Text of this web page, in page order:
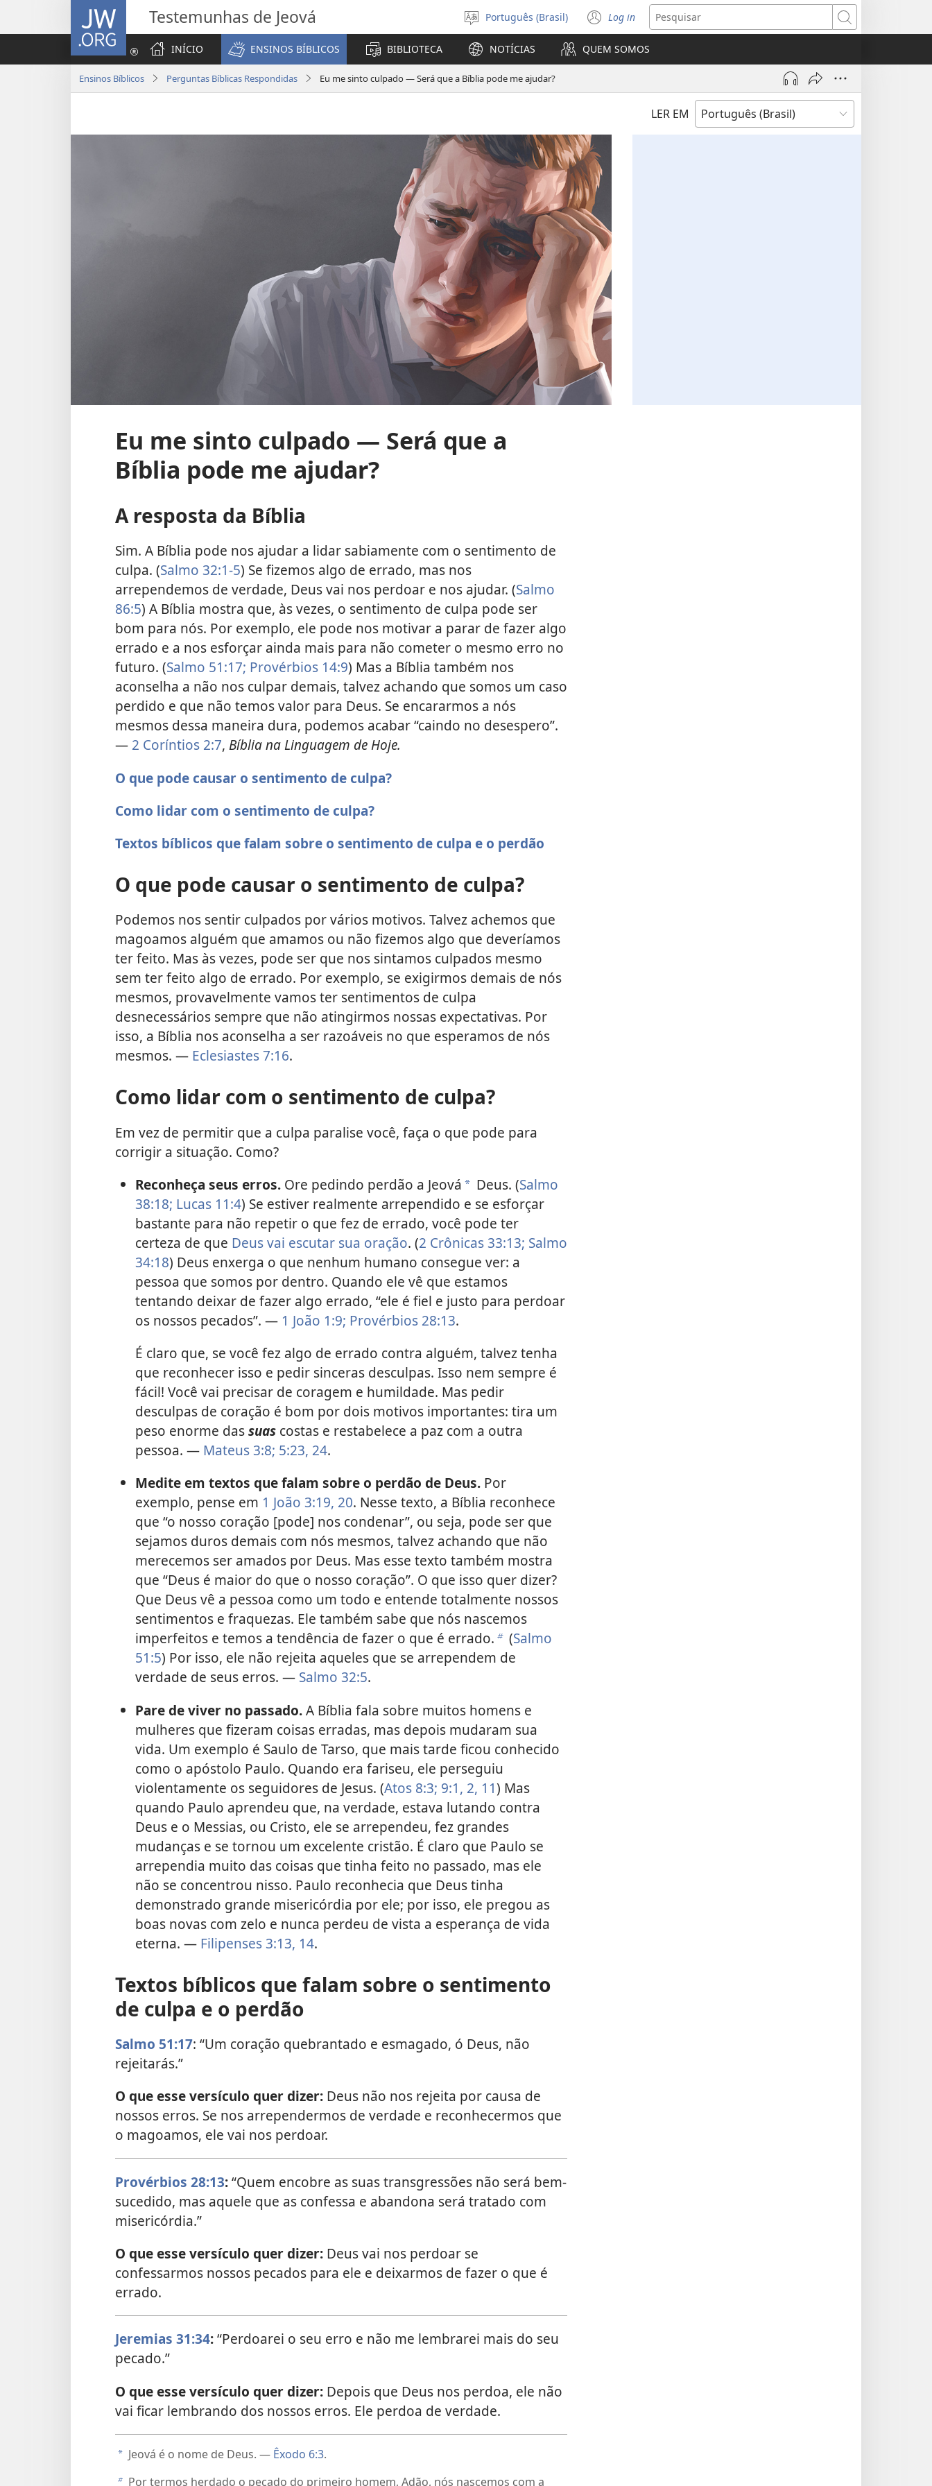
JW.ORG Testemunhas de Jeová
Selecione
o
idioma
Português (Brasil) Log in
(abre
nova
janela)
Pesquisar
INÍCIO
ENSINOS BÍBLICOS BIBLIOTECA NOTÍCIAS QUEM SOMOS
Ensinos Bíblicos Perguntas Bíblicas Respondidas Eu me sinto culpado — Será que a Bíblia pode me ajudar?
LER EM
Eu me sinto culpado — Será que a
Bíblia pode me ajudar?
A resposta da Bíblia
Sim. A Bíblia pode nos ajudar a lidar sabiamente com o sentimento de
culpa. (Salmo 32:1-5) Se fizemos algo de errado, mas nos
arrependemos de verdade, Deus vai nos perdoar e nos ajudar. (Salmo
86:5) A Bíblia mostra que, às vezes, o sentimento de culpa pode ser
bom para nós. Por exemplo, ele pode nos motivar a parar de fazer algo
errado e a nos esforçar ainda mais para não cometer o mesmo erro no
futuro. (Salmo 51:17; Provérbios 14:9) Mas a Bíblia também nos
aconselha a não nos culpar demais, talvez achando que somos um caso
perdido e que não temos valor para Deus. Se encararmos a nós
mesmos dessa maneira dura, podemos acabar “caindo no desespero”.
— 2 Coríntios 2:7, Bíblia na Linguagem de Hoje.
O que pode causar o sentimento de culpa?
Como lidar com o sentimento de culpa?
Textos bíblicos que falam sobre o sentimento de culpa e o perdão
O que pode causar o sentimento de culpa?
Podemos nos sentir culpados por vários motivos. Talvez achemos que
magoamos alguém que amamos ou não fizemos algo que deveríamos
ter feito. Mas às vezes, pode ser que nos sintamos culpados mesmo
sem ter feito algo de errado. Por exemplo, se exigirmos demais de nós
mesmos, provavelmente vamos ter sentimentos de culpa
desnecessários sempre que não atingirmos nossas expectativas. Por
isso, a Bíblia nos aconselha a ser razoáveis no que esperamos de nós
mesmos. — Eclesiastes 7:16.
Como lidar com o sentimento de culpa?
Em vez de permitir que a culpa paralise você, faça o que pode para
corrigir a situação. Como?
Reconheça seus erros.Ore pedindo perdão a Jeová a Deus. (Salmo
38:18; Lucas 11:4) Se estiver realmente arrependido e se esforçar
bastante para não repetir o que fez de errado, você pode ter
certeza de que Deus vai escutar sua oração. (2 Crônicas 33:13; Salmo
34:18) Deus enxerga o que nenhum humano consegue ver: a
pessoa que somos por dentro. Quando ele vê que estamos
tentando deixar de fazer algo errado, “ele é fiel e justo para perdoar
os nossos pecados”. — 1 João 1:9; Provérbios 28:13.
É claro que, se você fez algo de errado contra alguém, talvez tenha
que reconhecer isso e pedir sinceras desculpas. Isso nem sempre é
fácil! Você vai precisar de coragem e humildade. Mas pedir
desculpas de coração é bom por dois motivos importantes: tira um
peso enorme dassuascostas e restabelece a paz com a outra
pessoa. — Mateus 3:8; 5:23, 24.
Medite em textos que falam sobre o perdão de Deus.Por
exemplo, pense em 1 João 3:19, 20. Nesse texto, a Bíblia reconhece
que “o nosso coração [pode] nos condenar”, ou seja, pode ser que
sejamos duros demais com nós mesmos, talvez achando que não
merecemos ser amados por Deus. Mas esse texto também mostra
que “Deus é maior do que o nosso coração”. O que isso quer dizer?
Que Deus vê a pessoa como um todo e entende totalmente nossos
sentimentos e fraquezas. Ele também sabe que nós nascemos
imperfeitos e temos a tendência de fazer o que é errado. b (Salmo
51:5) Por isso, ele não rejeita aqueles que se arrependem de
verdade de seus erros. — Salmo 32:5.
Pare de viver no passado.A Bíblia fala sobre muitos homens e
mulheres que fizeram coisas erradas, mas depois mudaram sua
vida. Um exemplo é Saulo de Tarso, que mais tarde ficou conhecido
como o apóstolo Paulo. Quando era fariseu, ele perseguiu
violentamente os seguidores de Jesus. (Atos 8:3; 9:1, 2, 11) Mas
quando Paulo aprendeu que, na verdade, estava lutando contra
Deus e o Messias, ou Cristo, ele se arrependeu, fez grandes
mudanças e se tornou um excelente cristão. É claro que Paulo se
arrependia muito das coisas que tinha feito no passado, mas ele
não se concentrou nisso. Paulo reconhecia que Deus tinha
demonstrado grande misericórdia por ele; por isso, ele pregou as
boas novas com zelo e nunca perdeu de vista a esperança de vida
eterna. — Filipenses 3:13, 14.
Textos bíblicos que falam sobre o sentimento
de culpa e o perdão
Salmo 51:17: “Um coração quebrantado e esmagado, ó Deus, não
rejeitarás.”
O que esse versículo quer dizer: Deus não nos rejeita por causa de
nossos erros. Se nos arrependermos de verdade e reconhecermos que
o magoamos, ele vai nos perdoar.
Provérbios 28:13:“Quem encobre as suas transgressões não será bem-
sucedido, mas aquele que as confessa e abandona será tratado com
misericórdia.”
O que esse versículo quer dizer: Deus vai nos perdoar se
confessarmos nossos pecados para ele e deixarmos de fazer o que é
errado.
Jeremias 31:34:“Perdoarei o seu erro e não me lembrarei mais do seu
pecado.”
O que esse versículo quer dizer: Depois que Deus nos perdoa, ele não
vai ficar lembrando dos nossos erros. Ele perdoa de verdade.
a Jeová é o nome de Deus. — Êxodo 6:3.
b Por termos herdado o pecado do primeiro homem, Adão, nós nascemos com a